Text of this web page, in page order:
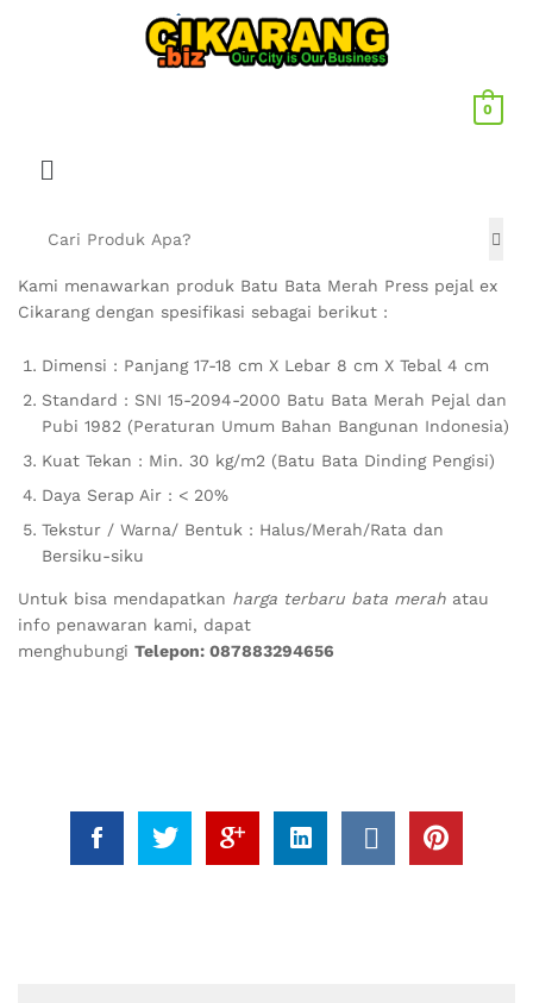
0
Kami menawarkan produk Batu Bata Merah Press pejal ex
Cikarang dengan spesifikasi sebagai berikut :
Dimensi : Panjang 17-18 cm X Lebar 8 cm X Tebal 4 cm
Standard : SNI 15-2094-2000 Batu Bata Merah Pejal dan
Pubi 1982 (Peraturan Umum Bahan Bangunan Indonesia)
Kuat Tekan : Min. 30 kg/m2 (Batu Bata Dinding Pengisi)
Daya Serap Air : < 20%
Tekstur / Warna/ Bentuk : Halus/Merah/Rata dan
Bersiku-siku
Untuk bisa mendapatkan harga terbaru bata merah atau
info penawaran kami, dapat
menghubungi Telepon: 087883294656